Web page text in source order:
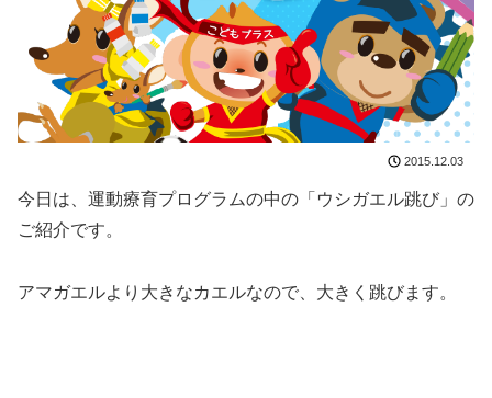
2015.12.03
今日は、運動療育プログラムの中の「ウシガエル跳び」の
ご紹介です。
アマガエルより大きなカエルなので、大きく跳びます。